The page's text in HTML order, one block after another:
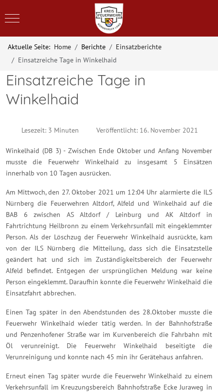
Mobile Menu Toggle
Aktuelle Seite: Home Berichte
Einsatzberichte
Einsatzreiche Tage in Winkelhaid
Einsatzreiche Tage in
Winkelhaid
Lesezeit: 3 Minuten Veröffentlicht: 16. November 2021
Winkelhaid (DB 3) - Zwischen Ende Oktober und Anfang November
musste die Feuerwehr Winkelhaid zu insgesamt 5 Einsätzen
innerhalb von 10 Tagen ausrücken.
Am Mittwoch, den 27. Oktober 2021 um 12:04 Uhr alarmierte die ILS
Nürnberg die Feuerwehren Altdorf, Alfeld und Winkelhaid auf die
BAB 6 zwischen AS Altdorf / Leinburg und AK Altdorf in
Fahrtrichtung Heilbronn zu einem Verkehrsunfall mit eingeklemmter
Person. Als der Löschzug der Feuerwehr Winkelhaid ausrückte, kam
von der ILS Nürnberg die Mitteilung, dass sich die Einsatzstelle
geändert hat und sich im Zuständigkeitsbereich der Feuerwehr
Alfeld befindet. Entgegen der ursprünglichen Meldung war keine
Person eingeklemmt. Daraufhin konnte die Feuerwehr Winkelhaid die
Einsatzfahrt abbrechen.
Einen Tag später in den Abendstunden des 28.Oktober musste die
Feuerwehr Winkelhaid wieder tätig werden. In der Bahnhofstraße
und Penzenhofener Straße war im Kurvenbereich die Fahrbahn mit
Öl verunreinigt. Die Feuerwehr Winkelhaid beseitigte die
Verunreinigung und konnte nach 45 min ihr Gerätehaus anfahren.
Erneut einen Tag später wurde die Feuerwehr Winkelhaid zu einem
Verkehrsunfall im Kreuzungsbereich Bahnhofstraße Ecke Juraweg in